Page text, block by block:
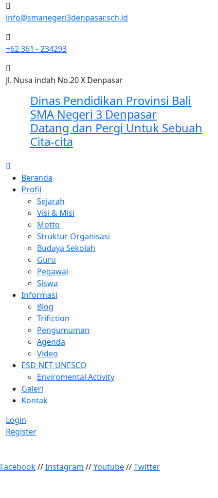
info@smanegeri3denpasar.sch.id
+62 361 - 234293
Jl. Nusa indah No.20 X Denpasar
Dinas Pendidikan Provinsi Bali
SMA Negeri 3 Denpasar
Datang dan Pergi Untuk Sebuah
Cita-cita
Beranda
Profil
Sejarah
Visi & Misi
Motto
Struktur Organisasi
Budaya Sekolah
Guru
Pegawai
Siswa
Informasi
Blog
Trifiction
Pengumuman
Agenda
Video
ESD-NET UNESCO
Enviromental Activity
Galeri
Kontak
Login
Register
Facebook//Instagram //Youtube//Twitter